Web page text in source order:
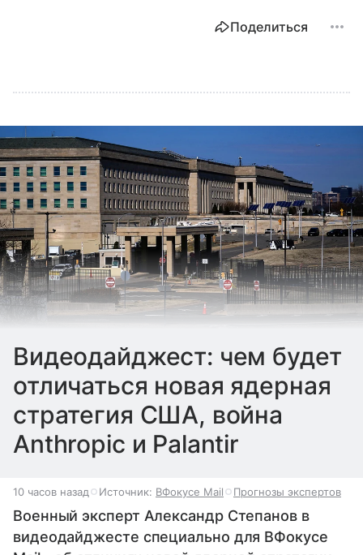
Поделиться
Видеодайджест: чем будет
отличаться новая ядерная
стратегия США, война
Anthropic и Palantir
10 часов назад Источник: ВФокусе Mail Прогнозы экспертов
Военный эксперт Александр Степанов в
видеодайджесте специально для ВФокусе